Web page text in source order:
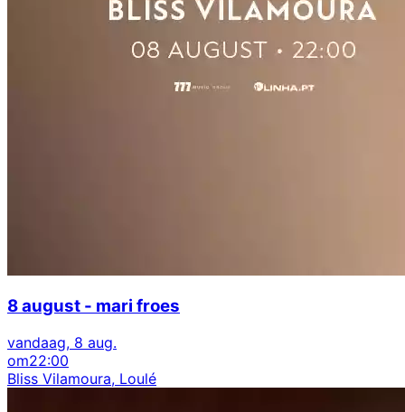
8 august - mari froes
vandaag, 8 aug.
om22:00
Bliss Vilamoura, Loulé